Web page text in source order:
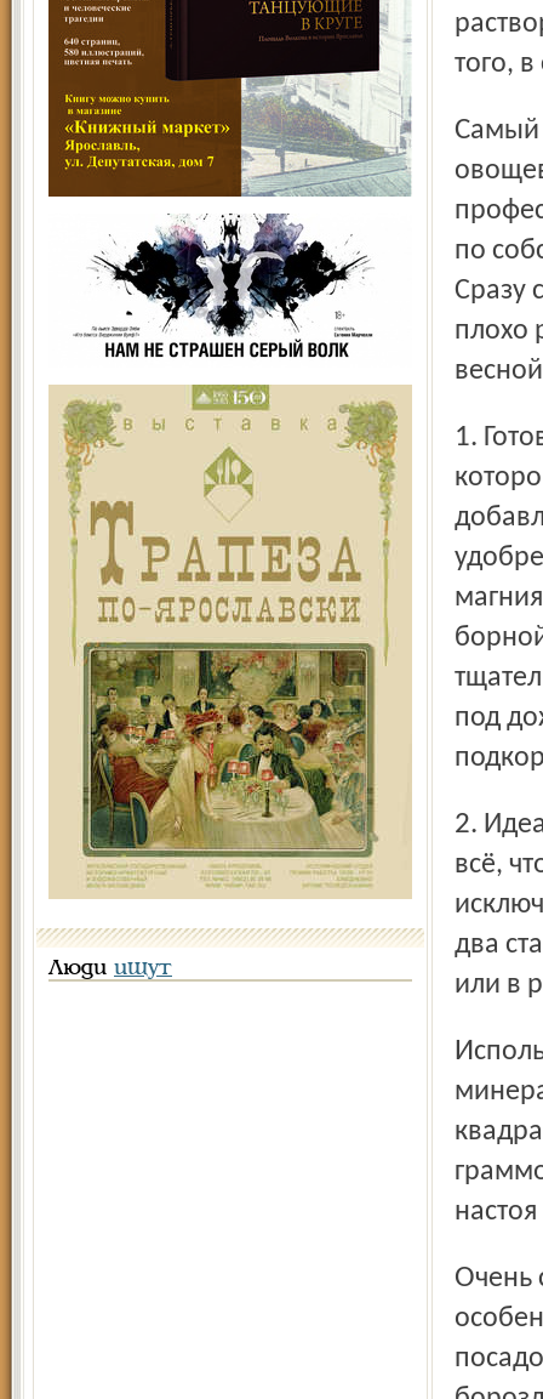
Люди ищут
того,
Самый же лучший вариант – для «гурманов»
по
Сразу
плохо
1. Готовим удобрительную смесь на основе аммофоса, в
под
2. Идеальное удобрение для подкормок – зола. В ней есть
всё,
два
или в
Используем золу из расчёта ведро на сотку. Другие
Очень сильно от избытка влаги страдает картошка,